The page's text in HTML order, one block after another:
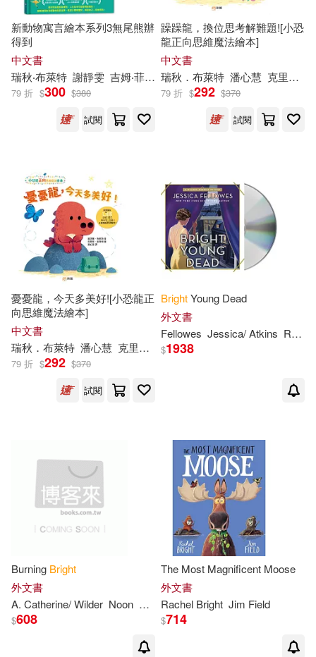
新動物寓言繪本系列3無尾熊辦
得到
中文書
瑞秋‧布萊特 謝靜雯 吉姆‧菲爾德（Jim Field）
79 折 $300 $380
試閱
躁躁龍，換位思考解難題![小恐
龍正向思維魔法繪本]
中文書
瑞秋．布萊特 潘心慧 克里斯·查特頓
79 折 $292 $370
試閱
憂憂龍，今天多美好![小恐龍正
向思維魔法繪本]
中文書
瑞秋．布萊特 潘心慧 克里斯·查特頓
79 折 $292 $370
試閱
BrightYoung Dead
外文書
Fellowes Jessica/ Atkins Rachel
$1938
Burning Bright
外文書
A. Catherine/ Wilder Noon Rachel
$608
The Most Magnificent Moose
外文書
Rachel Bright Jim Field
$714